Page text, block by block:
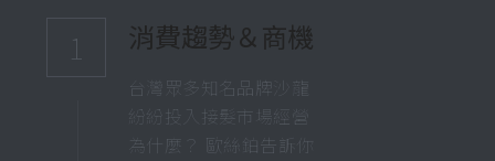
1 消費趨勢＆商機
台灣眾多知名品牌沙龍
紛紛投入接髮市場經營
為什麼？ 歐絲鉑告訴你